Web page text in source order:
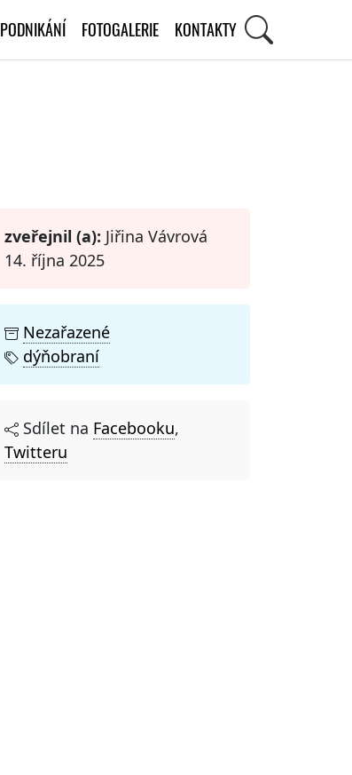
PODNIKÁNÍ FOTOGALERIE KONTAKTY
zveřejnil (a): Jiřina Vávrová
14. října 2025
Nezařazené
dýňobraní
Sdílet na Facebooku,
Twitteru